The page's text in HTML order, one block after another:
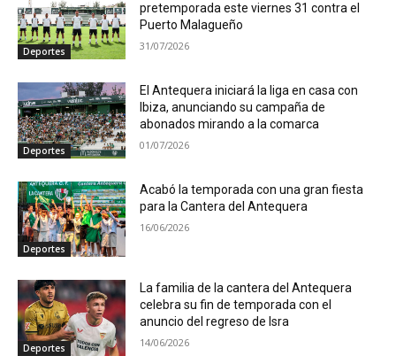
Deportes
pretemporada este viernes 31 contra el
Puerto Malagueño
31/07/2026
Deportes
El Antequera iniciará la liga en casa con
Ibiza, anunciando su campaña de
abonados mirando a la comarca
01/07/2026
Deportes
Acabó la temporada con una gran fiesta
para la Cantera del Antequera
16/06/2026
Deportes
La familia de la cantera del Antequera
celebra su fin de temporada con el
anuncio del regreso de Isra
14/06/2026